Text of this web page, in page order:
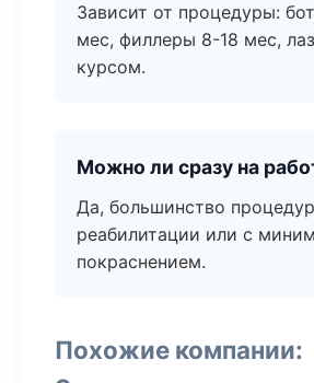
Зависит от процедуры:
мес, филлеры 8-18 мес,
курсом.
Можно ли сразу на
Да, большинство
реабилитации или с
покраснением.
Похожие компании: